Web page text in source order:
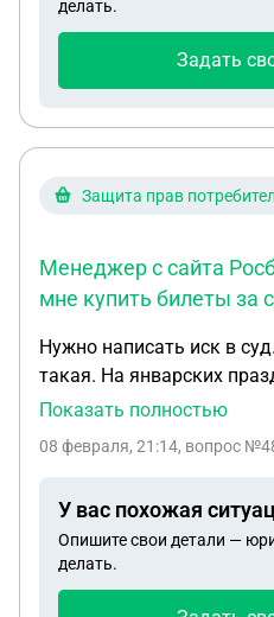
делать.
Задать
Защита прав
Менеджер с сайта
мне купить билеты за
Нужно написать иск в суд. Ситуация возникла
такая. На январских
были в Краснодаре.
По данным
смогли. 8 числа я
отсутствуют в личном кабинете. Я
службу поддержки,
Показать полностью
08 февраля, 21:14, вопрос
У вас похожая
Опишите свои детали —
делать.